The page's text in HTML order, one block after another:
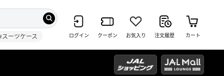
スーツケース ログイン クーポン お気入り 注文履歴 カート